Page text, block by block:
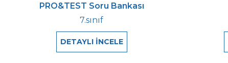
PRO&TEST Soru Bankası
7.sınıf
DETAYLI İNCELE